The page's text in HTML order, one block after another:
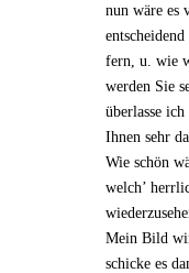
nun wäre es
fern, u. wie
werden Sie
überlasse
Ihnen sehr
Wie schön
welch’
Mein Bild
schicke es